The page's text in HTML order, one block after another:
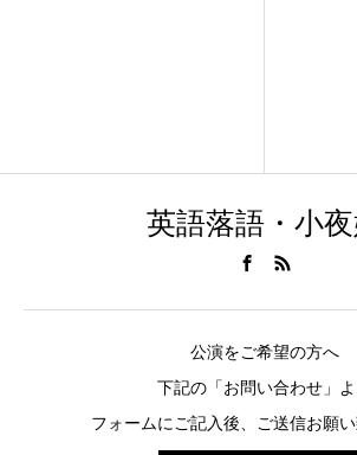
英語落語・小
公演をご希望の方へ
下記の「お問い合わせ」よ
フォームにご記入後、ご送信お願い